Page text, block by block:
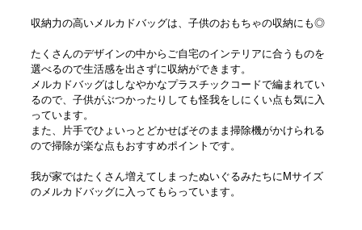
収納力の高いメルカドバッグは、子供のおもちゃの収納にも◎
たくさんのデザインの中からご自宅のインテリアに合うものを
選べるので生活感を出さずに収納ができます。
メルカドバッグはしなやかなプラスチックコードで編まれてい
るので、子供がぶつかったりしても怪我をしにくい点も気に入
っています。
また、片手でひょいっとどかせばそのまま掃除機がかけられる
ので掃除が楽な点もおすすめポイントです。
我が家ではたくさん増えてしまったぬいぐるみたちにMサイズ
のメルカドバッグに入ってもらっています。